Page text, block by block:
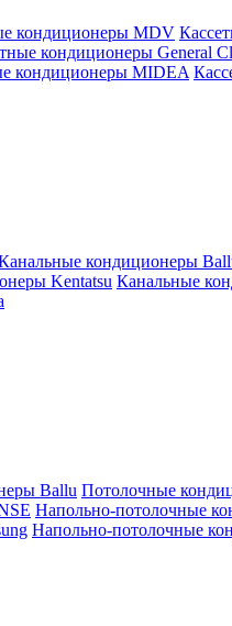
кондиционеры MDV
кондиционеры General
кондиционеры MIDEA
кондиционеры
Kentatsu Канальные
Ballu Потолочные
Напольно-потолочные
Напольно-потолочные